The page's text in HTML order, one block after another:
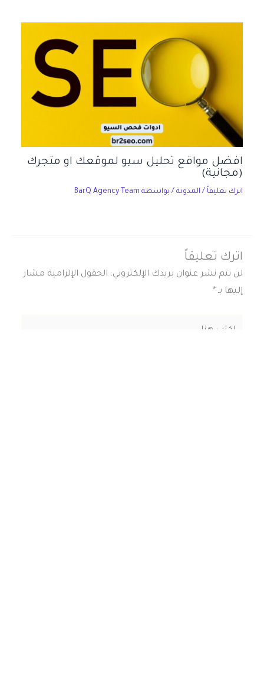
افضل مواقع تحليل سيو لموقعك او متجرك
(مجانية)
اترك تعليقاً / المدونة / بواسطة BarQ Agency Team
اترك تعليقاً
لن يتم نشر عنوان بريدك الإلكتروني. الحقول الإلزامية مشار
إليها بـ *